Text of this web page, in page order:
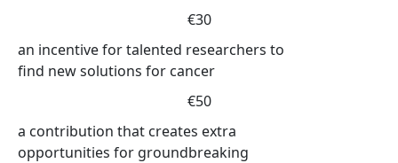
€30
an incentive for talented researchers to
find new solutions for cancer
€50
a contribution that creates extra
opportunities for groundbreaking